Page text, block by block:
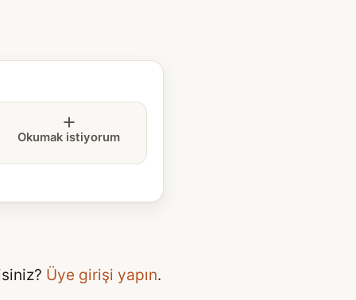
Okumak istiyorum
Üye girişi yapın.